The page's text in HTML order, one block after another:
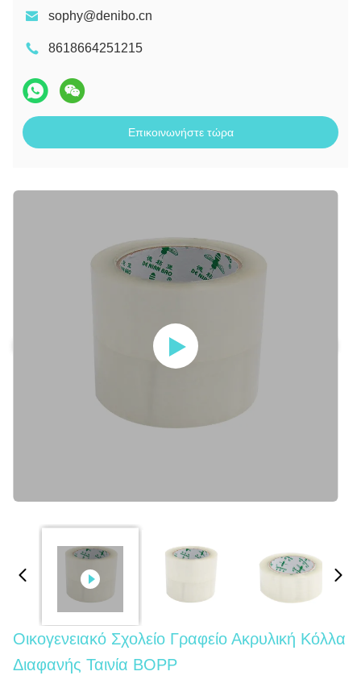
sophy@denibo.cn
8618664251215
Επικοινωνήστε τώρα
Οικογενειακό Σχολείο Γραφείο Ακρυλική Κόλλα
Διαφανής Ταινία BOPP